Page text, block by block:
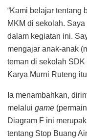
“Kami belajar tentang
MKM di sekolah.
dalam kegiatan ini.
mengajar anak-anak
teman di sekolah SDK
Karya Murni Ruteng
Ia menambahkan,
melalui game
Diagram F ini
tentang Stop Buang